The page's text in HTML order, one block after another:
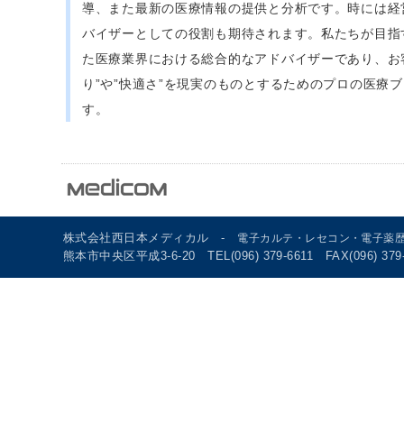
導、また最新の医療情報の提供と分析です。時には
バイザーとしての役割も期待されます。私たちが目
た医療業界における総合的なアドバイザーであり、お
り”や”快適さ”を現実のものとするためのプロの医療
す。
株式会社西日本メディカル - 電子カルテ・レセコン・電子薬
熊本市中央区平成3-6-20 TEL(096) 379-6611 FAX(096)